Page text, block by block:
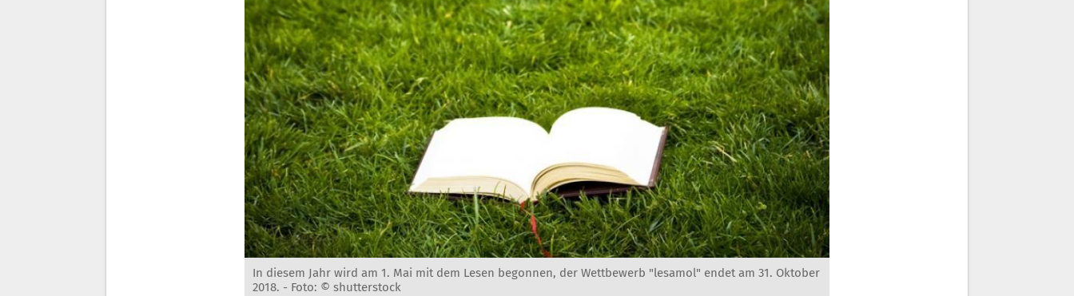
In diesem Jahr wird am 1. Mai mit dem Lesen begonnen, der Wettbewerb "lesamol" endet am 31. Oktober
2018. - Foto: © shutterstock